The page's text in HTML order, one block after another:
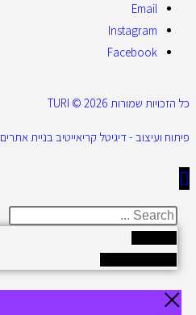
Email
Instagram
Facebook
כל הזכויות שמורות 2026 © TURI
פיתוח ועיצוב - דיגיטל קריאייטיב בניית אתרים